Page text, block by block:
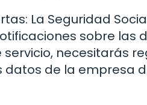
La Seguridad
sobre las
servicio, necesitarás
datos de la empresa